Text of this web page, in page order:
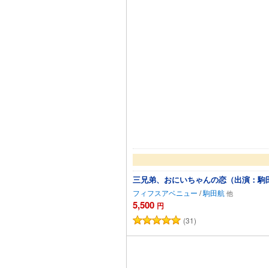
三兄弟、おにいちゃんの恋（出演：
フィフスアベニュー /駒田航
5,500 円
(31)